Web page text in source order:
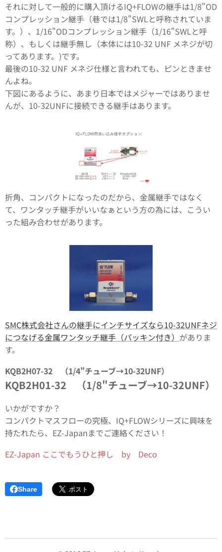
それに対して一般的に購入頂けるIQ+FLOWの継手は1/8"OD
コンプレッション継手（巷では1/8"SWLと呼称されていま
す。）、1/16"ODコンプレッション継手（1/16"SWLと呼
称）、もしくは継手無し（本体には10-32 UNF メネジが切
ってあります。)です。
最後の10-32 UNF メネジ仕様と言われても、ピンときませ
んよね。
下図にあるように、あまり日本ではメジャーではありませ
んが、10-32UNFに接続できる継手はあります。
折角、コンパクトになったのだから、金属継手ではなく
て、ワンタッチ継手がいいなぁという方の為には、こうい
った組み合わせがあります。
SMC株式会社さんの継手にインチサイズなら10-32UNFネジ
につなげる金属ワンタッチ継手（パッキン付き） がありま
す。
KQB2H07-32 （1/4"チューブ→10-32UNF）
KQB2H01-32 （1/8"チューブ→10-32UNF）
いかがですか？
コンパクトマスフローの究極、IQ+FLOWシリーズに興味を
持たれたら、EZ-Japanまでご連絡ください！
EZ-Japan ここでもうひと押し by Deco
Share